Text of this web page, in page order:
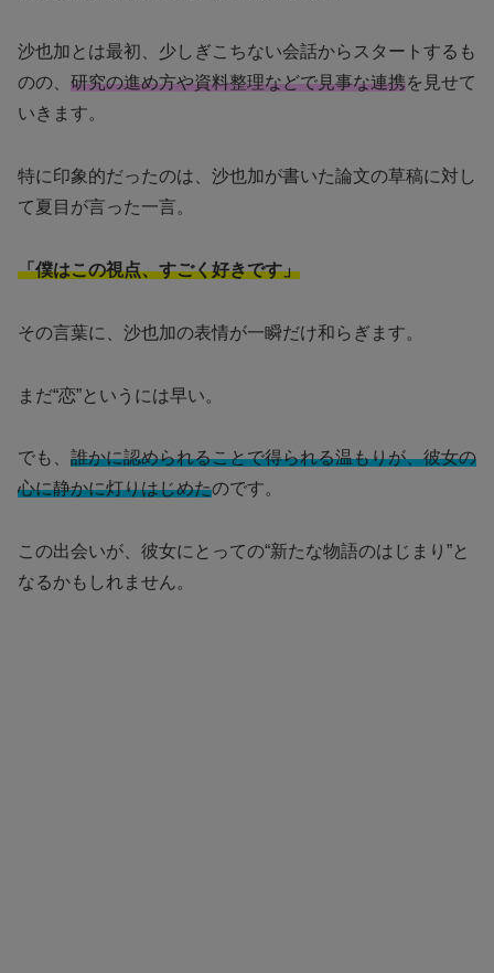
沙也加とは最初、少しぎこちない会話からスタートするも
のの、 研究の進め方や資料整理などで見事な連携を見せて
いきます。
特に印象的だったのは、沙也加が書いた論文の草稿に対し
て夏目が言った一言。
「僕はこの視点、すごく好きです」
その言葉に、沙也加の表情が一瞬だけ和らぎます。
まだ“恋”というには早い。
でも、 誰かに認められることで得られる温もりが、彼女の
心に静かに灯りはじめたのです。
この出会いが、彼女にとっての“新たな物語のはじまり”と
なるかもしれません。